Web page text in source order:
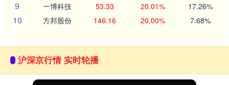
9 一博科技 53.33 20.01% 17.26%
10 方邦股份 146.16 20.00% 7.68%
沪深京行情 实时轮播